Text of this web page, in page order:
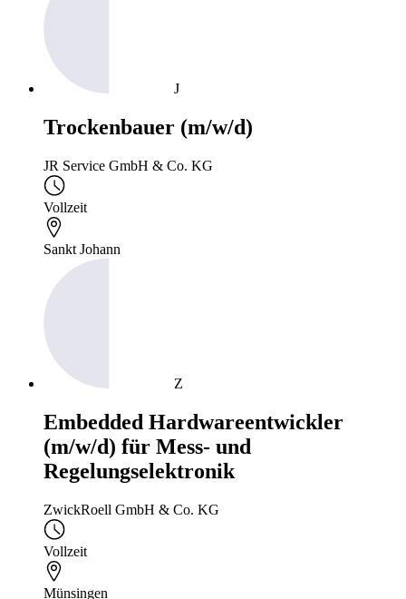
J
Trockenbauer (m/w/d)
JR Service GmbH & Co. KG
Vollzeit
Sankt Johann
Z
Embedded Hardwareentwickler
(m/w/d) für Mess- und
Regelungselektronik
ZwickRoell GmbH & Co. KG
Vollzeit
Münsingen